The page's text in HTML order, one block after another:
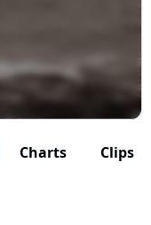
Charts Clips